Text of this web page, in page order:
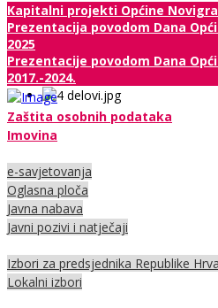
Kapitalni projekti Općine
Prezentacija povodom Dana
2025
Prezentacije povodom Dana
2017.-2024.
Zaštita osobnih podataka
Imovina
e-savjetovanja
Oglasna ploča
Javna nabava
Javni pozivi i natječaji
Izbori za predsjednika Republike
Lokalni izbori